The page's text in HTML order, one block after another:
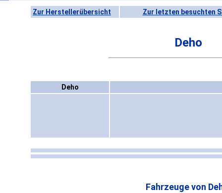
Zur Herstellerübersicht Zur letzten besuchten
Deho
Deho
Fahrzeuge von